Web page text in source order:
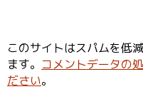
このサイトはスパムを低
ます。 コメントデータの
ださい。